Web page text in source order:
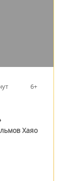
6+
Хаяо